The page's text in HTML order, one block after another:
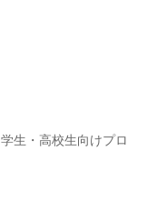
生・高校生向けプロ